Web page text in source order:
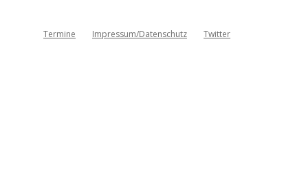
Termine Impressum/Datenschutz Twitter